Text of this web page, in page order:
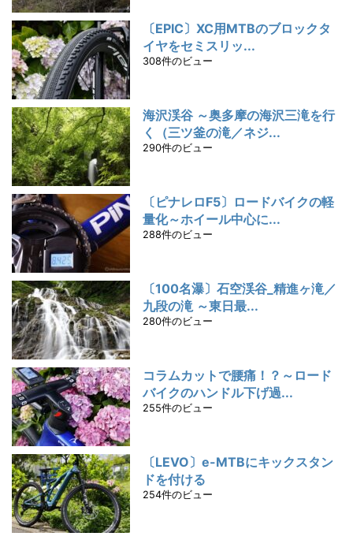
〔EPIC〕XC用MTBのブロックタ
イヤをセミスリッ...
308件のビュー
海沢渓谷 ～奥多摩の海沢三滝を行
く（三ツ釜の滝／ネジ...
290件のビュー
〔ピナレロF5〕ロードバイクの軽
量化～ホイール中心に...
288件のビュー
〔100名瀑〕石空渓谷_精進ヶ滝／
九段の滝 ～東日最...
280件のビュー
コラムカットで腰痛！？～ロード
バイクのハンドル下げ過...
255件のビュー
〔LEVO〕e-MTBにキックスタン
ドを付ける
254件のビュー